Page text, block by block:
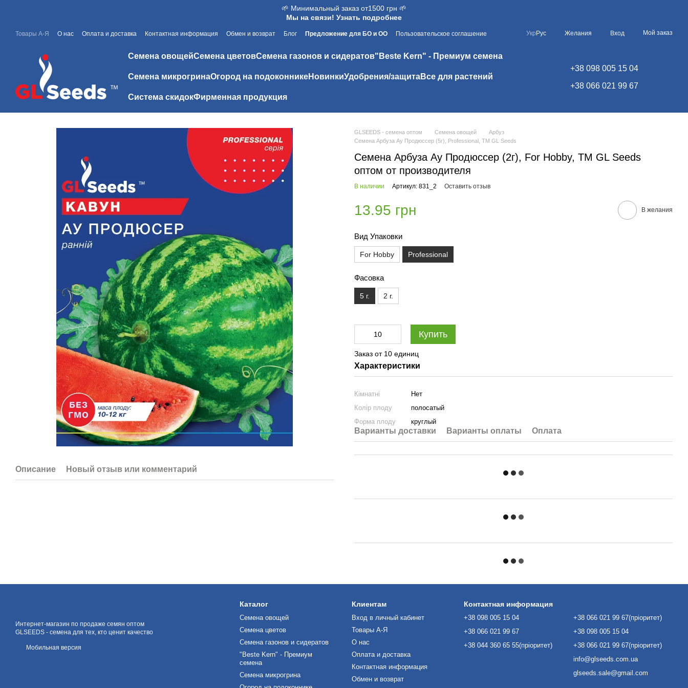
🌱 Минимальный заказ от1500 грн 🌱
Мы на связи! Узнать подробнее
Товары А-Я О нас Оплата и доставка Контактная информация Обмен и возврат Блог Предложение для БО и ОО
Пользовательское соглашение
Укр Рус Желания Вход Мой заказ
Семена овощейСемена цветовСемена газонов и сидератов"Beste Kern" - Премиум семена
Семена микрогринаОгород на подоконникеНовинкиУдобрения/защитаВсе для растений
Система скидокФирменная продукция
+38 098 005 15 04
+38 066 021 99 67
Описание Новый отзыв или комментарий
GLSEEDS - семена оптом Семена овощей
Арбуз
Семена Арбуза Ау Продюссер (5г), Professional, TM GL Seeds
Семена Арбуза Ау Продюссер (2г), For Hobby, TM GL Seeds
оптом от производителя
В наличии Артикул: 831_2 Оставить отзыв
13.95 грн В желания
Вид Упаковки
For Hobby Professional
Фасовка
5 г. 2 г.
Купить
Заказ от 10 единиц
Характеристики
Кімнатні
Нет
Колір плоду
полосатый
Форма плоду
круглый
Варианты доставки Варианты оплаты Оплата
Интернет-магазин по продаже семян оптом
GLSEEDS - семена для тех, кто ценит качество
Мобильная версия
Каталог
Семена овощей
Семена цветов
Семена газонов и сидератов
"Beste Kern" - Премиум
семена
Семена микрогрина
Клиентам
Вход в личный кабинет
Товары А-Я
О нас
Оплата и доставка
Контактная информация
Обмен и возврат
Контактная информация
+38 098 005 15 04
+38 066 021 99 67
+38 044 360 65 55(пріоритет)
+38 066 021 99 67(пріоритет)
+38 098 005 15 04
+38 066 021 99 67(пріоритет)
info@glseeds.com.ua
glseeds.sale@gmail.com